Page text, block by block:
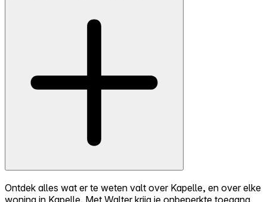
Ontdek alles wat er te weten valt over Kapelle, en over elke
woning in Kapelle. Met Walter krijg je onbeperkte toegang